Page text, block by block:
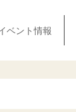
ベント情報